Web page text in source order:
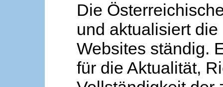
Die
und aktualisiert
Websites ständig.
für die Aktualität,